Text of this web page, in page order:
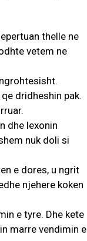
thelle ne
vetem ne
dridheshin pak.
dhe lexonin
nuk doli si
e dores, u ngrit
njehere koken
e tyre. Dhe kete
marre vendimin e